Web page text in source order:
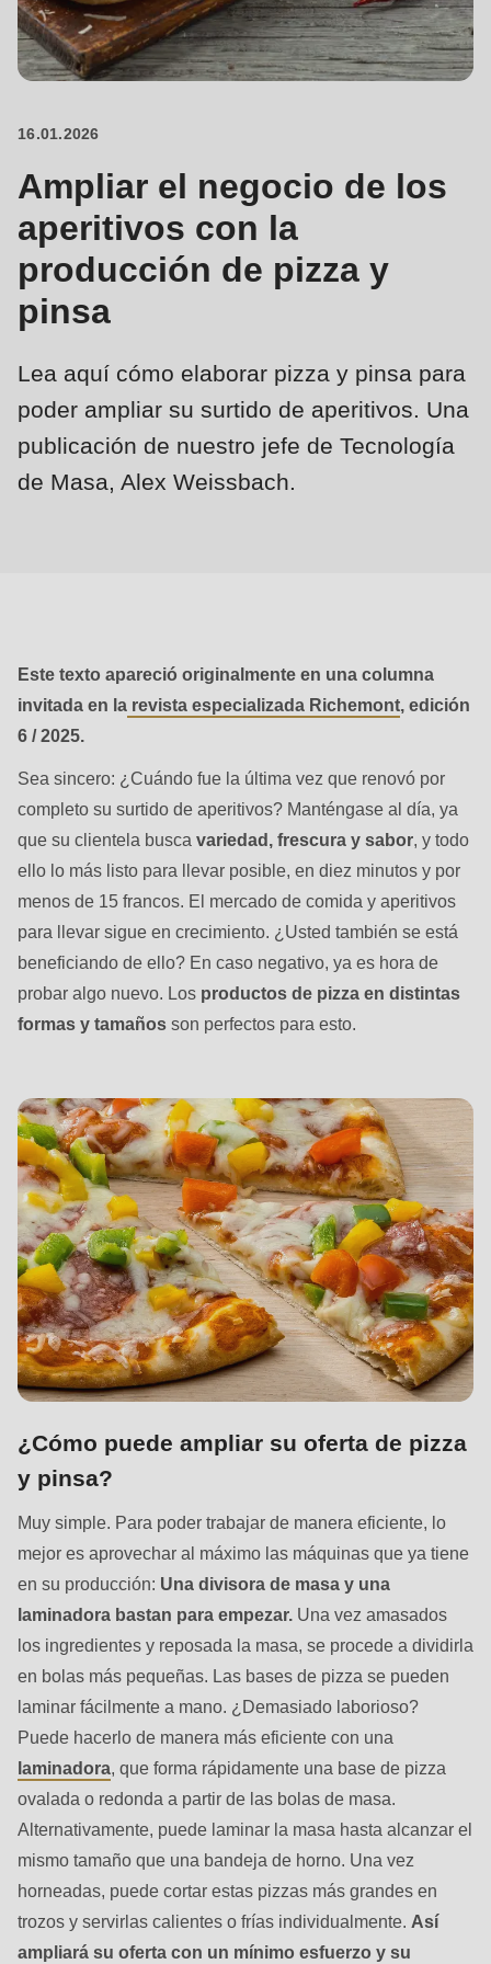
Estados Unidos · ES
Events
is
deprecated
in
>Drupal\rondo_contact\
()
(line
592
of
modules/custom/rondo_contact/src/ContactService.php
Deprecated
function:
mb_substr():
null
type
string
is
deprecated
in
Drupal\rondo_contact\ContactService-
>Drupal\rondo_contact\
{closure}
()
(line
592
of
Deprecated
function:
mb_substr():
Passing
null
to
parameter
#1
($string)
of
string
is
in
Drupal\rondo_contact\ContactService-
>Drupal\rondo_contact\
modules/custom/rondo_contact/src/ContactService.php
mb_substr():
Passing
16.01.2026
Ampliar el negocio de los
aperitivos con la
producción de pizza y
pinsa
Lea aquí cómo elaborar pizza y pinsa para
poder ampliar su surtido de aperitivos. Una
publicación de nuestro jefe de Tecnología
de Masa, Alex Weissbach.
Este texto apareció originalmente en una columna
invitada en la revista especializada Richemont, edición
6 / 2025.
Sea sincero: ¿Cuándo fue la última vez que renovó por
completo su surtido de aperitivos? Manténgase al día, ya
que su clientela busca variedad, frescura y sabor, y todo
ello lo más listo para llevar posible, en diez minutos y por
menos de 15 francos. El mercado de comida y aperitivos
para llevar sigue en crecimiento. ¿Usted también se está
beneficiando de ello? En caso negativo, ya es hora de
probar algo nuevo. Los productos de pizza en distintas
formas y tamaños son perfectos para esto.
¿Cómo puede ampliar su oferta de pizza
y pinsa?
Muy simple. Para poder trabajar de manera eficiente, lo
mejor es aprovechar al máximo las máquinas que ya tiene
en su producción: Una divisora de masa y una
laminadora bastan para empezar. Una vez amasados
los ingredientes y reposada la masa, se procede a dividirla
en bolas más pequeñas. Las bases de pizza se pueden
laminar fácilmente a mano. ¿Demasiado laborioso?
Puede hacerlo de manera más eficiente con una
laminadora, que forma rápidamente una base de pizza
ovalada o redonda a partir de las bolas de masa.
Alternativamente, puede laminar la masa hasta alcanzar el
mismo tamaño que una bandeja de horno. Una vez
horneadas, puede cortar estas pizzas más grandes en
trozos y servirlas calientes o frías individualmente. Así
ampliará su oferta con un mínimo esfuerzo y su